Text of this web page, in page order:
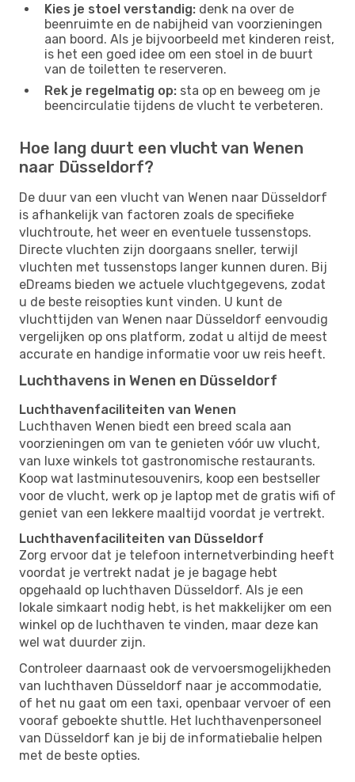
Kies je stoel verstandig: denk na over de
beenruimte en de nabijheid van voorzieningen
aan boord. Als je bijvoorbeeld met kinderen reist,
is het een goed idee om een ​​stoel in de buurt
van de toiletten te reserveren.
Rek je regelmatig op: sta op en beweeg om je
beencirculatie tijdens de vlucht te verbeteren.
Hoe lang duurt een vlucht van Wenen
naar Düsseldorf?
De duur van een vlucht van Wenen naar Düsseldorf
is afhankelijk van factoren zoals de specifieke
vluchtroute, het weer en eventuele tussenstops.
Directe vluchten zijn doorgaans sneller, terwijl
vluchten met tussenstops langer kunnen duren. Bij
eDreams bieden we actuele vluchtgegevens, zodat
u de beste reisopties kunt vinden. U kunt de
vluchttijden van Wenen naar Düsseldorf eenvoudig
vergelijken op ons platform, zodat u altijd de meest
accurate en handige informatie voor uw reis heeft.
Luchthavens in Wenen en Düsseldorf
Luchthavenfaciliteiten van Wenen
Luchthaven Wenen biedt een breed scala aan
voorzieningen om van te genieten vóór uw vlucht,
van luxe winkels tot gastronomische restaurants.
Koop wat lastminutesouvenirs, koop een bestseller
voor de vlucht, werk op je laptop met de gratis wifi of
geniet van een lekkere maaltijd voordat je vertrekt.
Luchthavenfaciliteiten van Düsseldorf
Zorg ervoor dat je telefoon internetverbinding heeft
voordat je vertrekt nadat je je bagage hebt
opgehaald op luchthaven Düsseldorf. Als je een
lokale simkaart nodig hebt, is het makkelijker om een ​​
winkel op de luchthaven te vinden, maar deze kan
wel wat duurder zijn.
Controleer daarnaast ook de vervoersmogelijkheden
van luchthaven Düsseldorf naar je accommodatie,
of het nu gaat om een ​​taxi, openbaar vervoer of een
vooraf geboekte shuttle. Het luchthavenpersoneel
van Düsseldorf kan je bij de informatiebalie helpen
met de beste opties.